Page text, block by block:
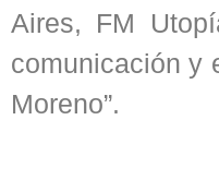
Aires, FM
comunicación y
Moreno”.